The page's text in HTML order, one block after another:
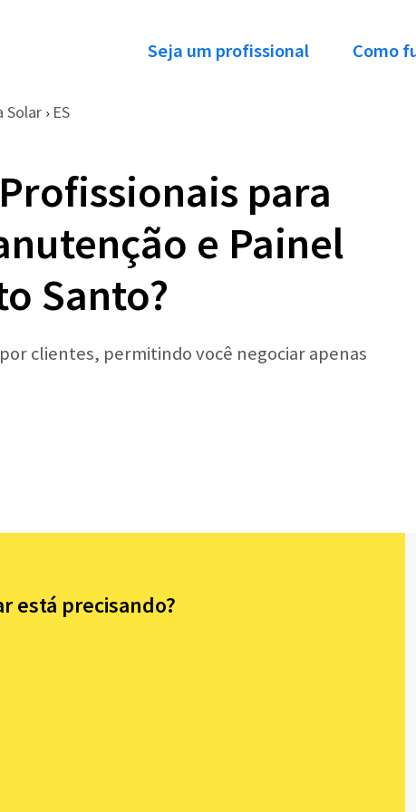
Seja um profissional Como
Solar › ES
para
e Painel
Santo?
clientes, permitindo você negociar apenas
está precisando?